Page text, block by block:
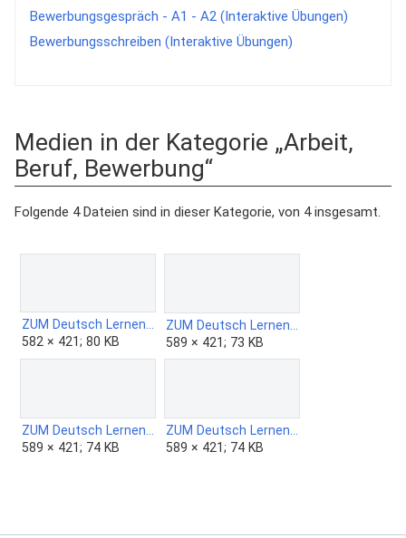
Bewerbungsgespräch - A1 - A2 (Interaktive Übungen)
Bewerbungsschreiben (Interaktive Übungen)
Medien in der Kategorie „Arbeit,
Beruf, Bewerbung“
Folgende 4 Dateien sind in dieser Kategorie, von 4 insgesamt.
582 × 421; 80 KB
589 × 421; 73 KB
589 × 421; 74 KB
589 × 421; 74 KB